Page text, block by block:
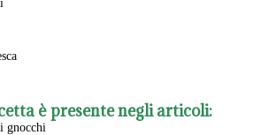
è presente negli articoli:
gnocchi